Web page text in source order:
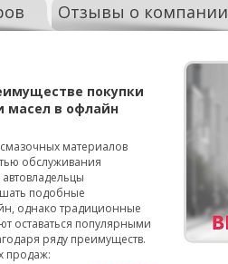
Отзывы о компании
покупки
масел в офлайн
материалов
обслуживания
подобные
однако традиционные
оставаться популярными
ряду преимуществ.
продаж: